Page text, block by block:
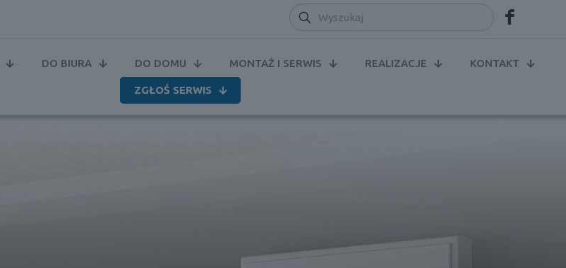
DO BIURA DO DOMU MONTAŻ I SERWIS REALIZACJE KONTAKT
ZGŁOŚ SERWIS